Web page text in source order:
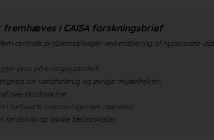
i CAISA forskningsbrief
centrale problemstillinger ved etablering af hyperscale-
pres på energisystemet.
om vandforbrug og øvrige miljøeffekter.
overskudsvarme.
i forhold til investeringernes størrelse.
landskab og lokale fællesskaber.